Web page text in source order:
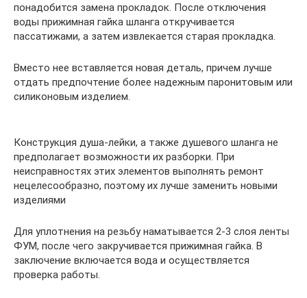
понадобится замена прокладок. После отключения
воды прижимная гайка шланга откручивается
пассатижами, а затем извлекается старая прокладка.
Вместо нее вставляется новая деталь, причем лучше
отдать предпочтение более надежным паронитовым или
силиконовым изделием.
Конструкция душа-лейки, а также душевого шланга не
предполагает возможности их разборки. При
неисправностях этих элементов выполнять ремонт
нецелесообразно, поэтому их лучше заменить новыми
изделиями
Для уплотнения на резьбу наматывается 2-3 слоя ленты
ФУМ, после чего закручивается прижимная гайка. В
заключение включается вода и осуществляется
проверка работы.